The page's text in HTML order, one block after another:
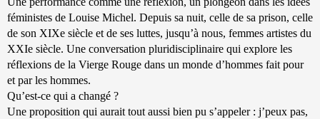
féministes de Louise Michel. Depuis sa nuit, celle de sa prison, celle
de son XIXe siècle et de ses luttes, jusqu’à nous, femmes artistes du
XXIe siècle. Une conversation pluridisciplinaire qui explore les
réflexions de la Vierge Rouge dans un monde d’hommes fait pour
et par les hommes.
Qu’est-ce qui a changé ?
Une proposition qui aurait tout aussi bien pu s’appeler : j’peux pas,